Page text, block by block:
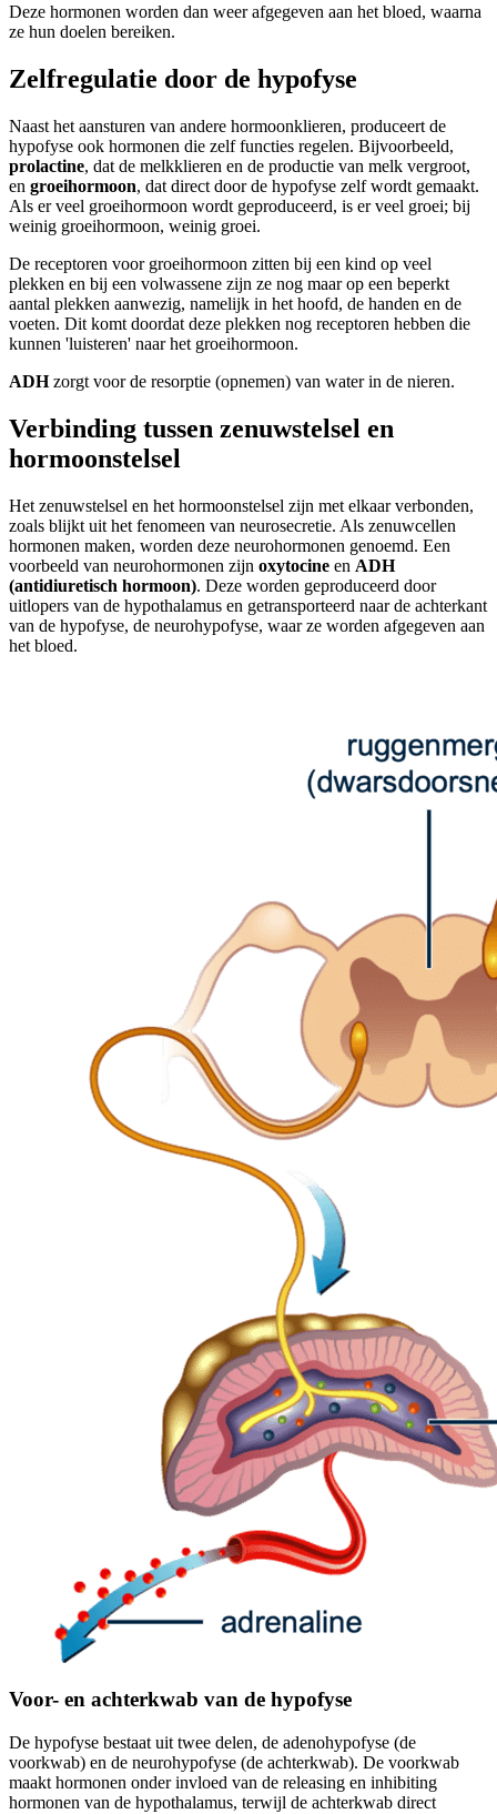
Deze hormonen worden dan weer afgegeven aan het bloed, waarna
ze hun doelen bereiken.
Zelfregulatie door de hypofyse
Naast het aansturen van andere hormoonklieren, produceert de
hypofyse ook hormonen die zelf functies regelen. Bijvoorbeeld,
prolactine, dat de melkklieren en de productie van melk vergroot,
en groeihormoon, dat direct door de hypofyse zelf wordt gemaakt.
Als er veel groeihormoon wordt geproduceerd, is er veel groei; bij
weinig groeihormoon, weinig groei.
De receptoren voor groeihormoon zitten bij een kind op veel
plekken en bij een volwassene zijn ze nog maar op een beperkt
aantal plekken aanwezig, namelijk in het hoofd, de handen en de
voeten. Dit komt doordat deze plekken nog receptoren hebben die
kunnen 'luisteren' naar het groeihormoon.
ADHzorgt voor de resorptie (opnemen) van water in de nieren.
Verbinding tussen zenuwstelsel en
hormoonstelsel
Het zenuwstelsel en het hormoonstelsel zijn met elkaar verbonden,
zoals blijkt uit het fenomeen van neurosecretie. Als zenuwcellen
hormonen maken, worden deze neurohormonen genoemd. Een
voorbeeld van neurohormonen zijn oxytocine en ADH
(antidiuretisch hormoon). Deze worden geproduceerd door
uitlopers van de hypothalamus en getransporteerd naar de achterkant
van de hypofyse, de neurohypofyse, waar ze worden afgegeven aan
het bloed.
Voor- en achterkwab van de hypofyse
De hypofyse bestaat uit twee delen, de adenohypofyse (de
voorkwab) en de neurohypofyse (de achterkwab). De voorkwab
maakt hormonen onder invloed van de releasing en inhibiting
hormonen van de hypothalamus, terwijl de achterkwab direct